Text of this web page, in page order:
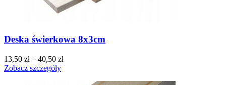
Deska świerkowa 8x3cm
13,50 zł– 40,50 zł
Zobacz szczegóły